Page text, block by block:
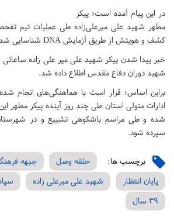
در این پیام آمده است؛ پیکر
مطهر شهید علی میرعلی‌زاده طی عملیات تیم
کشف و هویتش از طریق آزمایش DNA شناسایی شد.
خبر پیدا شدن پیکر شهید علی میر علی زاده
شهید دوران دفاع مقدس اطلاع داده شد.
براین اساس؛ قرار است با هماهنگی‌های انجام
ادارات متولی استان طی چند روز آینده پیکر مطهر
شده و طی مراسم باشکوهی تشییع و در
سپرده شود.
برچسب ها: حلقه وصل
جبهه
پایان انتظار
شهید علی میرعلی زاده
39 سال